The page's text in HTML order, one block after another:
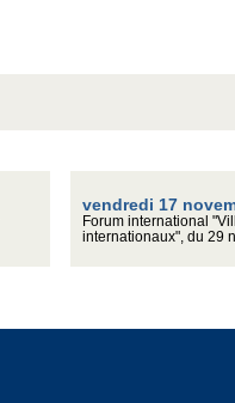
vendredi 17
Forum international
internationaux", du 29